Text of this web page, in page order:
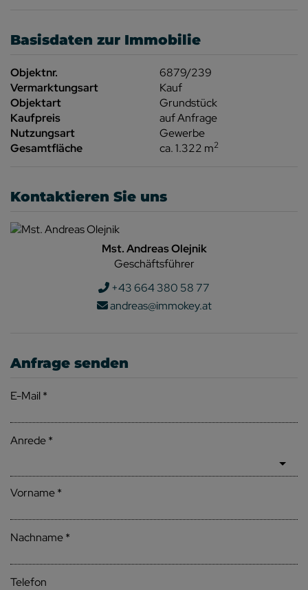
Basisdaten zur Immobilie
Objektnr.
6879/239
Vermarktungsart
Kauf
Objektart
Grundstück
Kaufpreis
auf Anfrage
Nutzungsart
Gewerbe
Gesamtfläche
ca. 1.322 m2
Kontaktieren Sie uns
Mst. Andreas Olejnik
Geschäftsführer
+43 664 380 58 77
andreas@immokey.at
Anfrage senden
E-Mail
Anrede
Vorname
Nachname
Telefon